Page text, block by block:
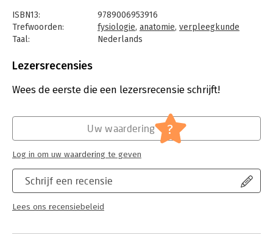
ISBN13:
9789006953916
Trefwoorden:
fysiologie, anatomie, verpleegkunde
Taal:
Nederlands
Uitgever:
Verschijningsdatum:
16-7-2021
Lezersrecensies
Wees de eerste die een lezersrecensie schrijft!
Schrijf een recensie
Lees ons recensiebeleid
Uw waardering ?
Log in om uw waardering te geven